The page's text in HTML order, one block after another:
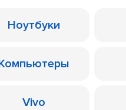
Ноутбуки
Vivo